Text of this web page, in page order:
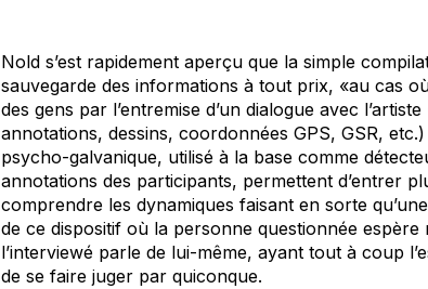
Nold s’est rapidement aperçu que la simple
sauvegarde des informations à tout prix, «au cas
des gens par l’entremise d’un dialogue avec
annotations, dessins, coordonnées GPS, GSR,
psycho-galvanique, utilisé à la base comme
annotations des participants, permettent d’entrer
comprendre les dynamiques faisant en sorte
de ce dispositif où la personne questionnée
l’interviewé parle de lui-même, ayant tout à coup
de se faire juger par quiconque.